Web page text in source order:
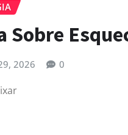
Sobre
2026 0